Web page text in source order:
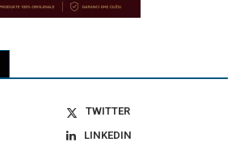
TWITTER
LINKEDIN